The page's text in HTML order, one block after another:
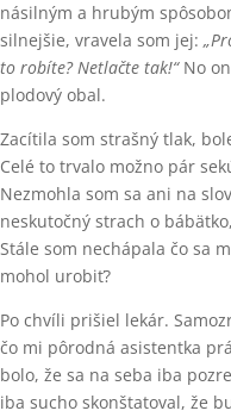
násilným a hrubým
silnejšie, vravela som jej:
to robíte? Netlačte tak!“No
plodový obal.
Zacítila som strašný tlak,
Celé to trvalo možno pár
Nezmohla som sa ani na
neskutočný strach o
Stále som nechápala čo sa
mohol urobiť?
Po chvíli prišiel lekár.
čo mi pôrodná asistentka
bolo, že sa na seba iba
iba sucho skonštatoval, že